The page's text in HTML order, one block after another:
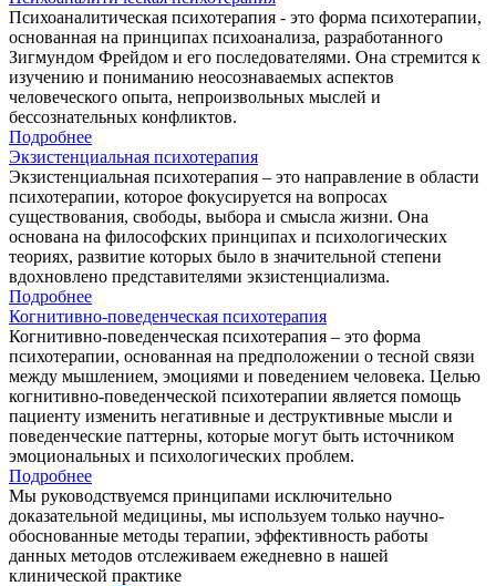
Психоаналитическая психотерапия - это форма психотерапии,
основанная на принципах психоанализа, разработанного
Зигмундом Фрейдом и его последователями. Она стремится к
изучению и пониманию неосознаваемых аспектов
человеческого опыта, непроизвольных мыслей и
бессознательных конфликтов.
Подробнее
Экзистенциальная психотерапия
Экзистенциальная психотерапия – это направление в области
психотерапии, которое фокусируется на вопросах
существования, свободы, выбора и смысла жизни. Она
основана на философских принципах и психологических
теориях, развитие которых было в значительной степени
вдохновлено представителями экзистенциализма.
Подробнее
Когнитивно-поведенческая психотерапия
Когнитивно-поведенческая психотерапия – это форма
психотерапии, основанная на предположении о тесной связи
между мышлением, эмоциями и поведением человека. Целью
когнитивно-поведенческой психотерапии является помощь
пациенту изменить негативные и деструктивные мысли и
поведенческие паттерны, которые могут быть источником
эмоциональных и психологических проблем.
Подробнее
Мы руководствуемся принципами исключительно
доказательной медицины, мы используем только научно-
обоснованные методы терапии, эффективность работы
данных методов отслеживаем ежедневно в нашей
клинической практике